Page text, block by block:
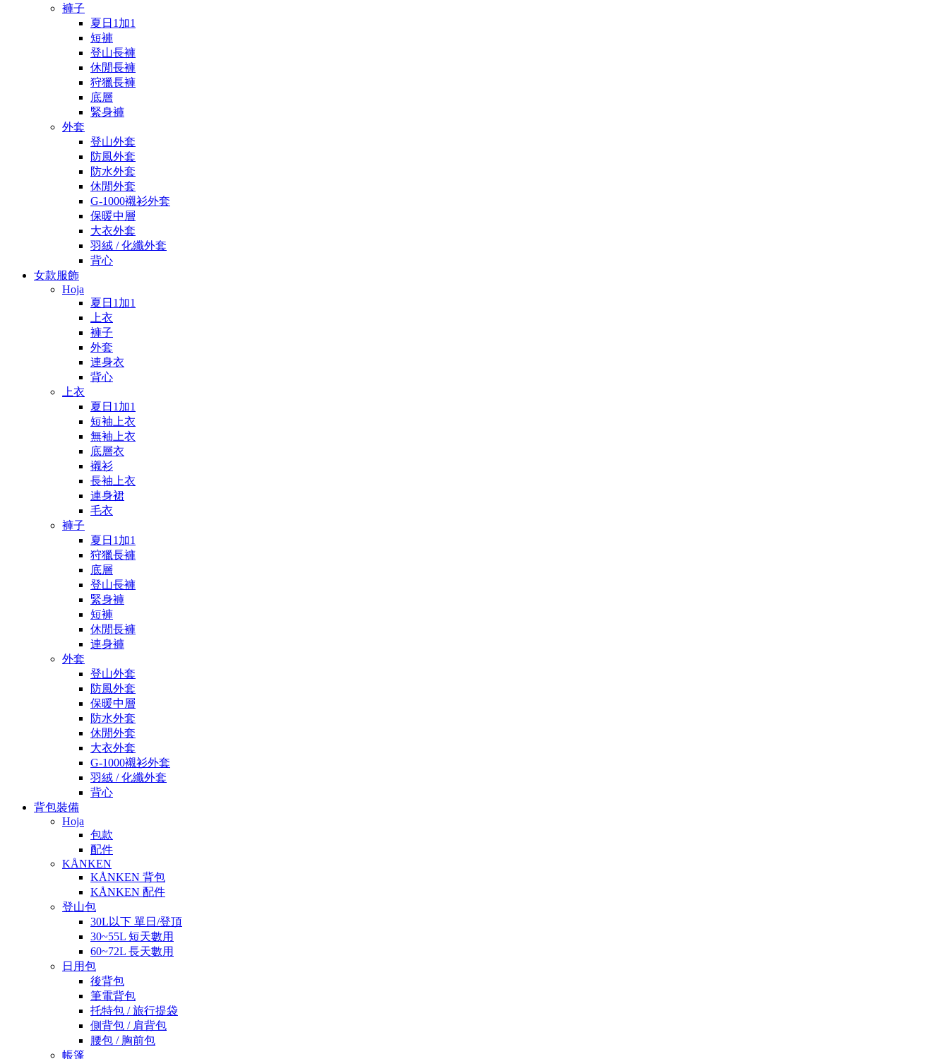
褲子
夏日1加1
短褲
登山長褲
休閒長褲
狩獵長褲
底層
緊身褲
外套
登山外套
防風外套
防水外套
休閒外套
G-1000襯衫外套
保暖中層
大衣外套
羽絨 / 化纖外套
背心
女款服飾
Hoja
夏日1加1
上衣
褲子
外套
連身衣
背心
上衣
夏日1加1
短袖上衣
無袖上衣
底層衣
襯衫
長袖上衣
連身裙
毛衣
褲子
夏日1加1
狩獵長褲
底層
登山長褲
緊身褲
短褲
休閒長褲
連身褲
外套
登山外套
防風外套
保暖中層
防水外套
休閒外套
大衣外套
G-1000襯衫外套
羽絨 / 化纖外套
背心
背包裝備
Hoja
包款
配件
KÅNKEN
KÅNKEN 背包
KÅNKEN 配件
登山包
30L以下 單日/登頂
30~55L 短天數用
60~72L 長天數用
日用包
後背包
筆電背包
托特包 / 旅行提袋
側背包 / 肩背包
腰包 / 胸前包
帳篷